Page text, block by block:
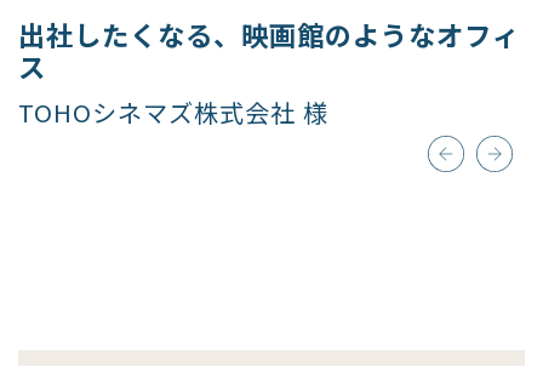
出社したくなる、映画館のようなオフィ
ス​
TOHOシネマズ株式会社 様